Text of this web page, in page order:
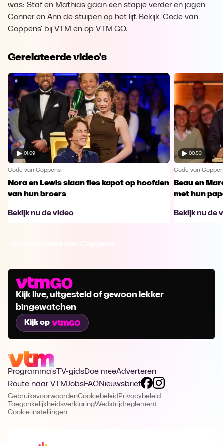
was: Staf en Mathias gaan een stapje verder en jagen
Conner en Ann de stuipen op het lijf. Bekijk 'Code van
Coppens' bij VTM en op VTM GO.
Gerelateerde video's
01:09
Code van Coppens
Nora en Lewis slaan fles kapot op hoofden
van hun broers
Bekijk nu de video
00:53
Code van
Beau en
met hun
Bekijk nu de
Kijk live, uitgesteld of gewoon lekker
bingewatchen
Kijk op
Programma's TV-gidsDoe meeAdverteren
Route naar VTMJobsFAQNieuwsbrief
GebruiksvoorwaardenCookiebeleid Privacybeleid
ToegankelijkheidsverklaringWedstrijdreglement
Cookie instellingen